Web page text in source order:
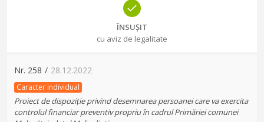
ÎNSUȘIT
cu aviz de legalitate
Nr. 258 / 28.12.2022
Caracter individual
Proiect de dispoziție privind desemnarea persoanei care va exercita
controlul financiar preventiv propriu în cadrul Primăriei comunei